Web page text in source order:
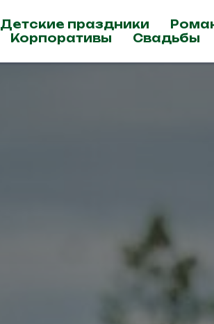
Детские праздники
Корпоративы
Свадьбы